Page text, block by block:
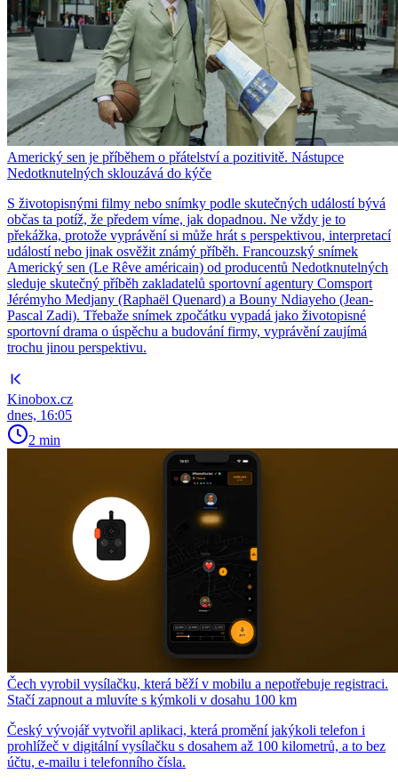
Americký sen je příběhem o přátelství a pozitivitě. Nástupce
Nedotknutelných sklouzává do kýče
S životopisnými filmy nebo snímky podle skutečných událostí bývá
občas ta potíž, že předem víme, jak dopadnou. Ne vždy je to
překážka, protože vyprávění si může hrát s perspektivou, interpretací
událostí nebo jinak osvěžit známý příběh. Francouzský snímek
Americký sen (Le Rêve américain) od producentů Nedotknutelných
sleduje skutečný příběh zakladatelů sportovní agentury Comsport
Jérémyho Medjany (Raphaël Quenard) a Bouny Ndiayeho (Jean-
Pascal Zadi). Třebaže snímek zpočátku vypadá jako životopisné
sportovní drama o úspěchu a budování firmy, vyprávění zaujímá
trochu jinou perspektivu.
Kinobox.cz
dnes, 16:05
2 min
Čech vyrobil vysílačku, která běží v mobilu a nepotřebuje registraci.
Stačí zapnout a mluvíte s kýmkoli v dosahu 100 km
Český vývojář vytvořil aplikaci, která promění jakýkoli telefon i
prohlížeč v digitální vysílačku s dosahem až 100 kilometrů, a to bez
účtu, e-mailu i telefonního čísla.